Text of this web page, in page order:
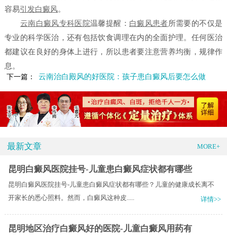
容易引发白癜风。
云南白癜风专科医院温馨提醒： 白癜风患者所需要的不仅是
专业的科学医治，还有包括饮食调理在内的全面护理。任何医治
都建议在良好的身体上进行，所以患者要注意营养均衡，规律作
息。
下一篇： 云南治白殿风的好医院：孩子患白癜风后要怎么做
最新文章 MORE+
昆明白癜风医院挂号-儿童患白癜风症状都有哪些
昆明白癜风医院挂号-儿童患白癜风症状都有哪些？儿童的健康成长离不
开家长的悉心照料。然而，白癜风这种皮.....
详情>>
昆明地区治疗白癜风好的医院-儿童白癜风用药有